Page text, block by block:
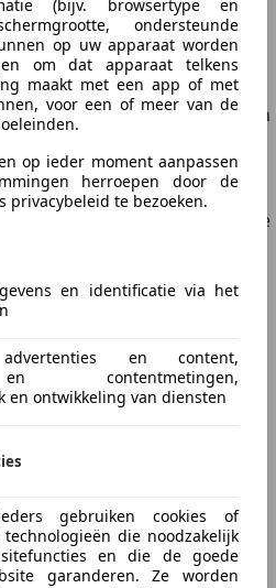
(bijv. browsertype en
ondersteunde
op uw apparaat worden
om dat apparaat telkens
maakt met een app of met
voor een of meer van de
op ieder moment aanpassen
herroepen door de
privacybeleid te bezoeken.
en identificatie via het
advertenties en content,
contentmetingen,
en ontwikkeling van diensten
gebruiken cookies of
die noodzakelijk
en die de goede
garanderen. Ze worden
bepaalde tijd zonder
lang dat precies is, hangt af
een wasmachine langer
Wat je van een
af van verschillende
belooft (bijvoorbeeld: als een
aangeprezen, moet je ermee
is.
koopt, heb je recht op een
in orde?
als:
behoren functioneert.
de verkoper of fabrikant